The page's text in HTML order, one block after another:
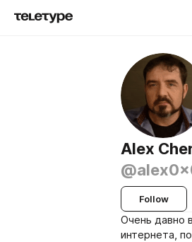
Alex
Follow
Очень давно
интернета,